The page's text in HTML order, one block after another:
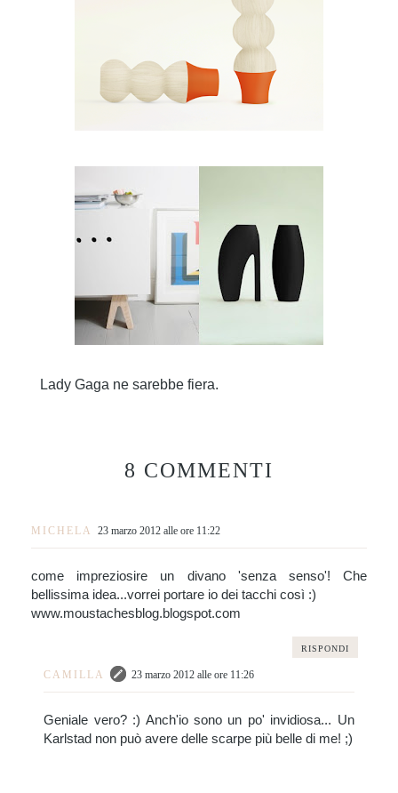
Lady Gaga ne sarebbe fiera.
8 COMMENTI
MICHELA 23 marzo 2012 alle ore 11:22
come impreziosire un divano 'senza senso'! Che
bellissima idea...vorrei portare io dei tacchi così :)
www.moustachesblog.blogspot.com
RISPONDI
CAMILLA 23 marzo 2012 alle ore 11:26
Geniale vero? :) Anch'io sono un po' invidiosa... Un
Karlstad non può avere delle scarpe più belle di me! ;)